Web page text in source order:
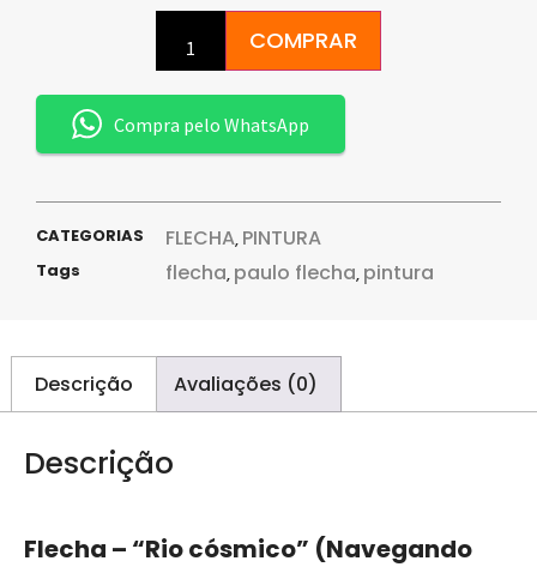
COMPRAR
Compra pelo WhatsApp
CATEGORIAS FLECHA, PINTURA
Tags flecha, paulo flecha, pintura
Descrição Avaliações (0)
Descrição
Flecha – “Rio cósmico” (Navegando